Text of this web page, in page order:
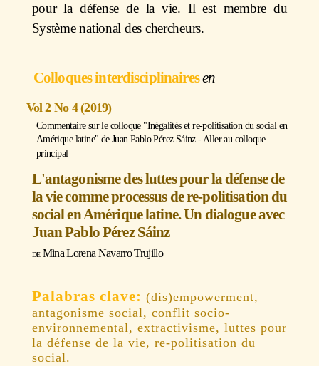
pour la défense de la vie. Il est membre du
Système national des chercheurs.
Colloques interdisciplinaires
Vol 2 No 4 (2019)
Commentaire sur le colloque "Inégalités et re-politisation du social en
Amérique latine" deJuan Pablo Pérez Sáinz-Aller au colloque
principal
L'antagonisme des luttes pour la défense de
la vie comme processus de re-politisation du
social en Amérique latine. Un dialogue avec
Juan Pablo Pérez Sáinz
Mina Lorena Navarro Trujillo
(dis)empowerment,
antagonisme social, conflit socio-
environnemental, extractivisme, luttes pour
la défense de la vie, re-politisation du
social.